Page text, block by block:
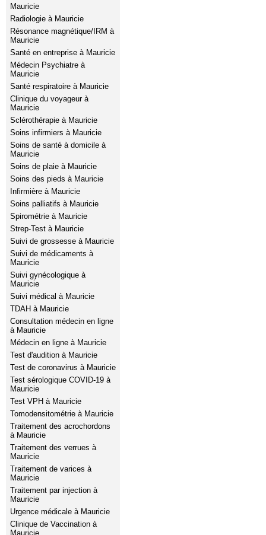
Mauricie
Radiologie à Mauricie
Résonance magnétique/IRM à
Mauricie
Santé en entreprise à Mauricie
Médecin Psychiatre à
Mauricie
Santé respiratoire à Mauricie
Clinique du voyageur à
Mauricie
Sclérothérapie à Mauricie
Soins infirmiers à Mauricie
Soins de santé à domicile à
Mauricie
Soins de plaie à Mauricie
Soins des pieds à Mauricie
Infirmière à Mauricie
Soins palliatifs à Mauricie
Spirométrie à Mauricie
Strep-Test à Mauricie
Suivi de grossesse à Mauricie
Suivi de médicaments à
Mauricie
Suivi gynécologique à
Mauricie
Suivi médical à Mauricie
TDAH à Mauricie
Consultation médecin en ligne
à Mauricie
Médecin en ligne à Mauricie
Test d'audition à Mauricie
Test de coronavirus à Mauricie
Test sérologique COVID-19 à
Mauricie
Test VPH à Mauricie
Tomodensitométrie à Mauricie
Traitement des acrochordons
à Mauricie
Traitement des verrues à
Mauricie
Traitement de varices à
Mauricie
Traitement par injection à
Mauricie
Urgence médicale à Mauricie
Clinique de Vaccination à
Mauricie